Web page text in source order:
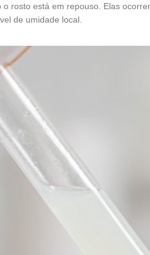
o rosto está em repouso. Elas
de umidade local.